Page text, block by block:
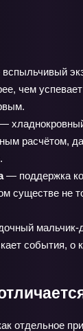
чем
расчётом,
— поддержка
существе не
события, о
отдельное